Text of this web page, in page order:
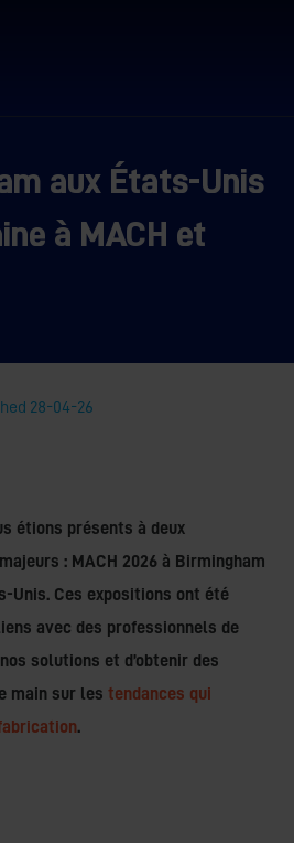
aux États-Unis
à MACH et
28-04-26
étions présents à deux
: MACH 2026 à Birmingham
Unis. Ces expositions ont été
avec des professionnels de
solutions et d’obtenir des
main sur les tendances qui
.